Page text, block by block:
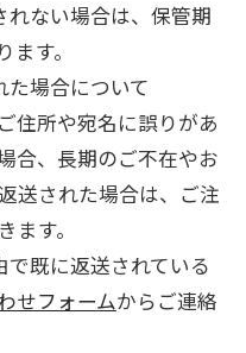
ない場合は、保管期
す。
場合について
住所や宛名に誤りがあ
合、長期のご不在やお
送された場合は、ご注
す。
既に返送されている
せフォームからご連絡